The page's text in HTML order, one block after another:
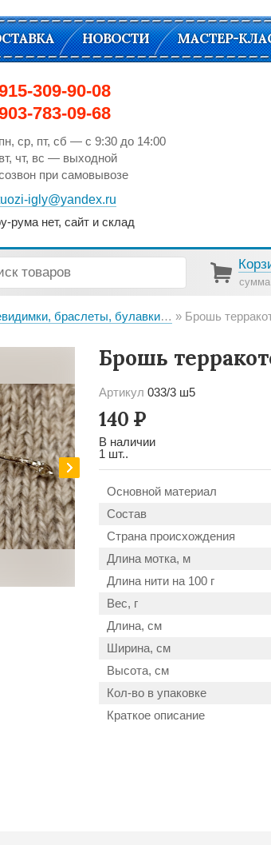
309-90-08
783-09-68
пн, ср, пт, cб — с 9:30 до 14:00
вт, чт, вс — выходной
при самовывозе
igly@yandex.ru
рума нет, сайт и склад
НОВОСТИ МАСТЕР-
браслеты, булавки декоративные Брошь
Брошь
Артикул 033/3 ш5
140 Р
В наличии
1 шт..
Основной материал
Состав
Страна происхождения
Длина мотка, м
Длина нити на 100 г
Вес, г
Длина, см
Ширина, см
Высота, см
Кол-во в упаковке
Краткое описание